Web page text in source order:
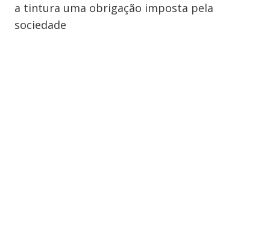
a tintura uma obrigação imposta pela
sociedade